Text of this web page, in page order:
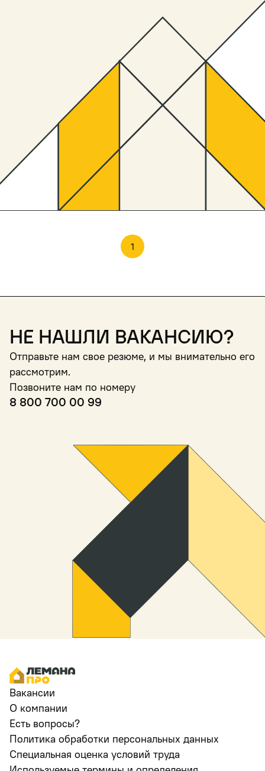
1
Не нашли вакансию?
Отправьте нам свое резюме, и мы внимательно его
рассмотрим.
Позвоните нам по номеру
8 800 700 00 99
Вакансии
О компании
Есть вопросы?
Политика обработки персональных данных
Специальная оценка условий труда